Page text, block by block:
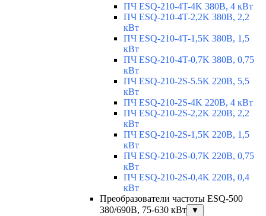
ПЧ ESQ-210-4T-4K 380В, 4 кВт
ПЧ ESQ-210-4T-2,2K 380В, 2,2
кВт
ПЧ ESQ-210-4T-1,5K 380В, 1,5
кВт
ПЧ ESQ-210-4T-0,7K 380В, 0,75
кВт
ПЧ ESQ-210-2S-5.5K 220В, 5,5
кВт
ПЧ ESQ-210-2S-4K 220В, 4 кВт
ПЧ ESQ-210-2S-2,2K 220В, 2,2
кВт
ПЧ ESQ-210-2S-1,5K 220В, 1,5
кВт
ПЧ ESQ-210-2S-0,7K 220В, 0,75
кВт
ПЧ ESQ-210-2S-0,4K 220В, 0,4
кВт
Преобразователи частоты ESQ-500
380/690В, 75-630 кВт
▼